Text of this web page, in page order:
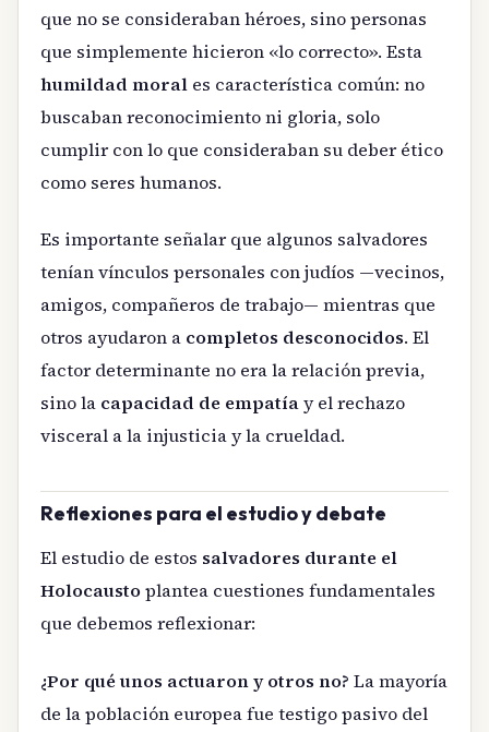
que no se consideraban héroes, sino personas
que simplemente hicieron «lo correcto». Esta
humildad moral es característica común: no
buscaban reconocimiento ni gloria, solo
cumplir con lo que consideraban su deber ético
como seres humanos.
Es importante señalar que algunos salvadores
tenían vínculos personales con judíos —vecinos,
amigos, compañeros de trabajo— mientras que
otros ayudaron a completos desconocidos. El
factor determinante no era la relación previa,
sino la capacidad de empatíay el rechazo
visceral a la injusticia y la crueldad.
Reflexiones para el estudio y debate
El estudio de estos salvadores durante el
Holocausto plantea cuestiones fundamentales
que debemos reflexionar:
¿Por qué unos actuaron y otros no? La mayoría
de la población europea fue testigo pasivo del